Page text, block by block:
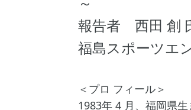
報告者 西田 創
福島スポーツエ
＜プロ フィール＞
1983年 4 月、福岡県